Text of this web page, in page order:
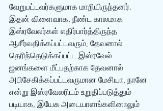
வேறுபட்டவர்களுமாக மாறியிருந்தனர்.
இதன் விளைவாக, நீண்ட காலமாக
இஸ்ரவேலர்கள் எதிர்பார்த்திருந்த
ஆசீர்வதிக்கப்பட்டவரும், தேவனால்
தெரிந்தெடுக்கப்பட்ட இஸ்ரவேல்
ஜனங்களை மீட்பதற்காக தேவனால்
அபிசேகிக்கப்பட்டவருமான மேசியா, நானே
என்று இஸ்ரவேலரிடம் உறுதிப்படுத்தும்
படியாக, இயேசு அடையாளங்களினாலும்